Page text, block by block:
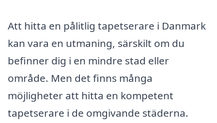
Att hitta en pålitlig tapetserare i Danmark
kan vara en utmaning, särskilt om du
befinner dig i en mindre stad eller
område. Men det finns många
möjligheter att hitta en kompetent
tapetserare i de omgivande städerna.